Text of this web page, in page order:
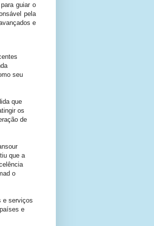
guiar o
pela
e
seu
que
os
de
que a
o
e serviços
e